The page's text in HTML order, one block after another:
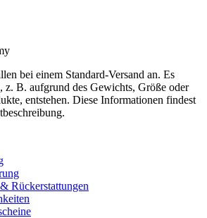
bei einem Standard-Versand an. Es
z. B. aufgrund des Gewichts, Größe oder
entstehen. Diese Informationen findest
Rückerstattungen